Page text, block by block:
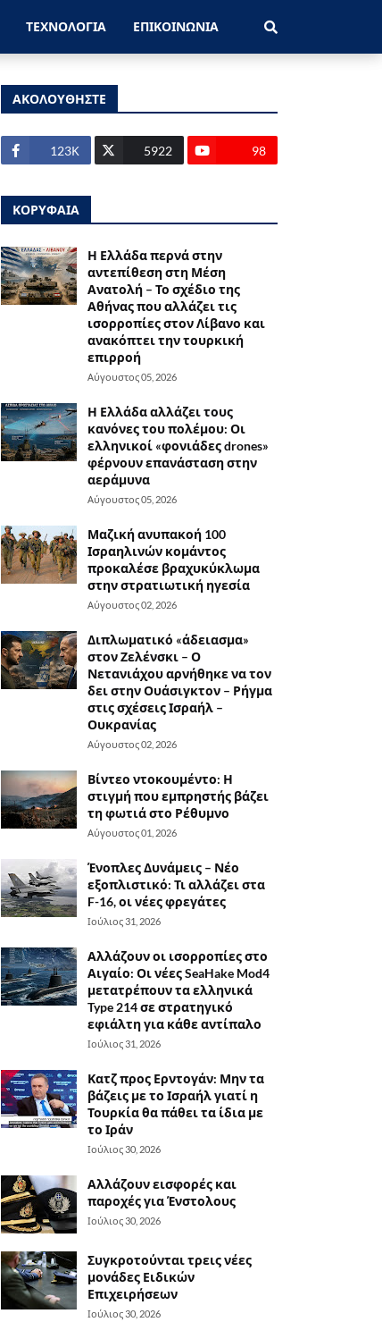
ΤΕΧΝΟΛΟΓΙΑ ΕΠΙΚΟΙΝΩΝΙΑ
ΑΚΟΛΟΥΘΗΣΤΕ
123Κ 5922 98
ΚΟΡΥΦΑΙΑ
Η Ελλάδα περνά στην
αντεπίθεση στη Μέση
Ανατολή – Το σχέδιο της
Αθήνας που αλλάζει τις
ισορροπίες στον Λίβανο και
ανακόπτει την τουρκική
επιρροή
Αύγουστος 05, 2026
Η Ελλάδα αλλάζει τους
κανόνες του πολέμου: Οι
ελληνικοί «φονιάδες drones»
φέρνουν επανάσταση στην
αεράμυνα
Αύγουστος 05, 2026
Μαζική ανυπακοή 100
Ισραηλινών κομάντος
προκαλέσε βραχυκύκλωμα
στην στρατιωτική ηγεσία
Αύγουστος 02, 2026
Διπλωματικό «άδειασμα»
στον Ζελένσκι – Ο
Νετανιάχου αρνήθηκε να τον
δει στην Ουάσιγκτον – Ρήγμα
στις σχέσεις Ισραήλ –
Ουκρανίας
Αύγουστος 02, 2026
Βίντεο ντοκουμέντο: Η
στιγμή που εμπρηστής βάζει
τη φωτιά στο Ρέθυμνο
Αύγουστος 01, 2026
Ένοπλες Δυνάμεις – Νέο
εξοπλιστικό: Τι αλλάζει στα
F-16, οι νέες φρεγάτες
Ιούλιος 31, 2026
Αλλάζουν οι ισορροπίες στο
Αιγαίο: Οι νέες SeaHake Mod4
μετατρέπουν τα ελληνικά
Type 214 σε στρατηγικό
εφιάλτη για κάθε αντίπαλο
Ιούλιος 31, 2026
Κατζ προς Ερντογάν: Μην τα
βάζεις με το Ισραήλ γιατί η
Τουρκία θα πάθει τα ίδια με
το Ιράν
Ιούλιος 30, 2026
Αλλάζουν εισφορές και
παροχές για Ένστολους
Ιούλιος 30, 2026
Συγκροτούνται τρεις νέες
μονάδες Ειδικών
Επιχειρήσεων
Ιούλιος 30, 2026